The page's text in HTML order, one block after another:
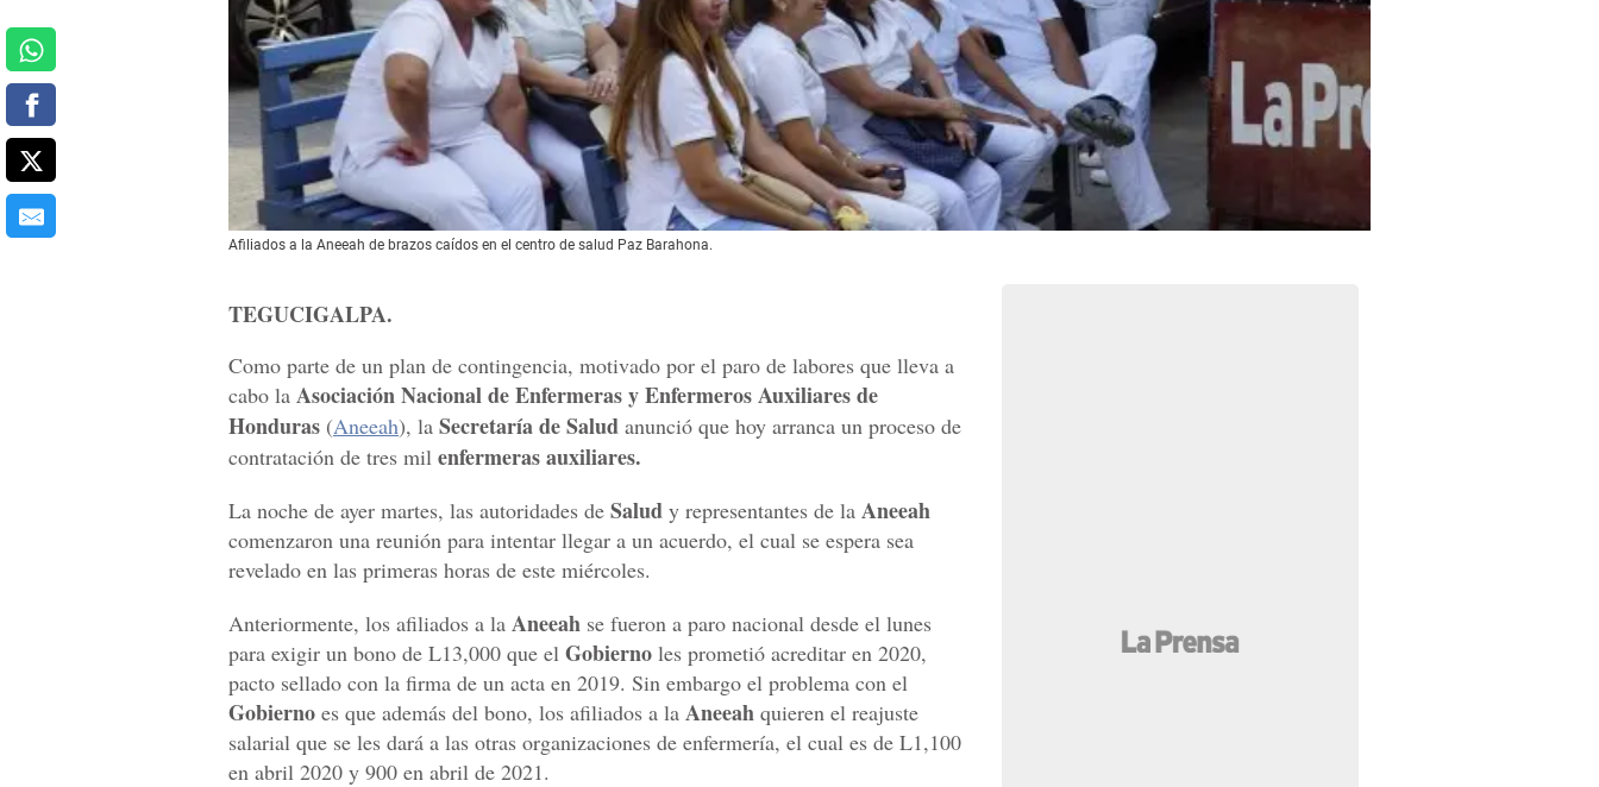
Afiliados a la Aneeah de brazos caídos en el centro de salud Paz Barahona.
TEGUCIGALPA.
Como parte de un plan de contingencia, motivado por el paro de labores que lleva a
cabo la Asociación Nacional de Enfermeras y Enfermeros Auxiliares de
Honduras (Aneeah), la Secretaría de Salud anunció que hoy arranca un proceso de
contratación de tres mil enfermeras auxiliares.
La noche de ayer martes, las autoridades de Salud y representantes de la Aneeah
comenzaron una reunión para intentar llegar a un acuerdo, el cual se espera sea
revelado en las primeras horas de este miércoles.
Anteriormente, los afiliados a la Aneeah se fueron a paro nacional desde el lunes
para exigir un bono de L13,000 que el Gobierno les prometió acreditar en 2020,
pacto sellado con la firma de un acta en 2019. Sin embargo el problema con el
Gobierno es que además del bono, los afiliados a la Aneeah quieren el reajuste
salarial que se les dará a las otras organizaciones de enfermería, el cual es de L1,100
en abril 2020 y 900 en abril de 2021.